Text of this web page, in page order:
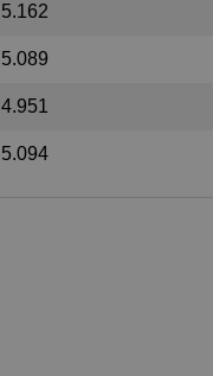
5.162
5.089
4.951
5.094